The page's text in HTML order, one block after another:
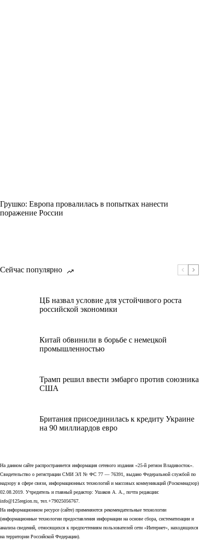
Грушко: Европа провалилась в попытках нанести
поражение России
Сейчас популярно
ЦБ назвал условие для устойчивого роста
российской экономики
Китай обвинили в борьбе с немецкой
промышленностью
Трамп решил ввести эмбарго против союзника
США
Британия присоединилась к кредиту Украине
на 90 миллиардов евро
На данном сайте распространяется информация сетевого издания «25-й регион Владивосток».
Свидетельство о регистрации СМИ ЭЛ № ФС 77 — 76391, выдано Федеральной службой по
надзору в сфере связи, информационных технологий и массовых коммуникаций (Роскомнадзор)
02.08.2019. Учредитель и главный редактор: Ушаков А. А., почта редакции:
info@125region.ru, тел.+79025056767.
На информационном ресурсе (сайте) применяются рекомендательные технологии
(информационные технологии предоставления информации на основе сбора, систематизации и
анализа сведений, относящихся к предпочтениям пользователей сети «Интернет», находящихся
на территории Российской Федерации).